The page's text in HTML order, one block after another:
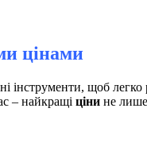
цінами
інструменти, щоб легко
– найкращі ціни не